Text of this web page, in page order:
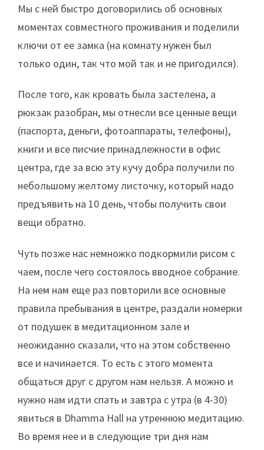
Мы с ней быстро договорились об основных
моментах совместного проживания и поделили
ключи от ее замка (на комнату нужен был
только один, так что мой так и не пригодился).
После того, как кровать была застелена, а
рюкзак разобран, мы отнесли все ценные вещи
(паспорта, деньги, фотоаппараты, телефоны),
книги и все писчие принадлежности в офис
центра, где за всю эту кучу добра получили по
небольшому желтому листочку, который надо
предъявить на 10 день, чтобы получить свои
вещи обратно.
Чуть позже нас немножко подкормили рисом с
чаем, после чего состоялось вводное собрание.
На нем нам еще раз повторили все основные
правила пребывания в центре, раздали номерки
от подушек в медитационном зале и
неожиданно сказали, что на этом собственно
все и начинается. То есть с этого момента
общаться друг с другом нам нельзя. А можно и
нужно нам идти спать и завтра с утра (в 4-30)
явиться в Dhamma Hall на утреннюю медитацию.
Во время нее и в следующие три дня нам